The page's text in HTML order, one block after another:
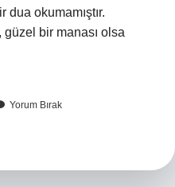
dua okumamıştır.
güzel bir manası olsa
Yorum Bırak